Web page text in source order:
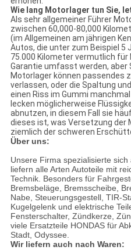
Wie lang Motorlager tun Sie,
Als sehr allgemeiner Führer
zwischen 60,000-80,000
(im Allgemeinen am jährigen
Autos, die unter zum Beispiel 5
75.000 Kilometer vermutlich
Garantie umfasst werden, aber
Motorlager können passendes
verlassen, oder die Spaltung
einen Riss im Gummi
lecken möglicherweise
abnutzen, in diesem Fall sie
dieses ist, was Versetzung der
ziemlich der schweren
Über uns:
Unsere Firma spezialisierte
liefern alle Arten Autoteile mit
Technik. Besonders für
Bremsbeläge, Bremsscheibe,
Nabe, Steuerungsgestell, TIR-
Kugelgelenk und elektrische
Fensterschalter, Zündkerze,
viele Ersatzteile HONDAS für
Stadt, Odyssee.
Wir liefern auch nach Waren: